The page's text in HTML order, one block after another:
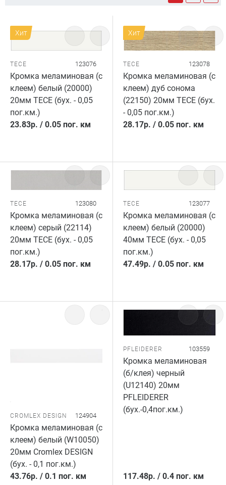
Хит
TECE 123076
Кромка меламиновая (с
клеем) белый (20000)
20мм TECE (бух. - 0,05
пог.км.)
23.83р. / 0.05 пог. км
Хит
TECE 123078
Кромка меламиновая (с
клеем) дуб сонома
(22150) 20мм TECE (бух.
- 0,05 пог.км.)
28.17р. / 0.05 пог. км
TECE 123080
Кромка меламиновая (с
клеем) серый (22114)
20мм TECE (бух. - 0,05
пог.км.)
28.17р. / 0.05 пог. км
TECE 123077
Кромка меламиновая (с
клеем) белый (20000)
40мм TECE (бух. - 0,05
пог.км.)
47.49р. / 0.05 пог. км
CROMLEX DESIGN 124904
Кромка меламиновая (с
клеем) белый (W10050)
20мм Cromlex DESIGN
(бух. - 0,1 пог.км.)
43.76р. / 0.1 пог. км
PFLEIDERER 103559
Кромка меламиновая
(б/клея) черный
(U12140) 20мм
PFLEIDERER
(бух.-0,4пог.км.)
117.48р. / 0.4 пог. км